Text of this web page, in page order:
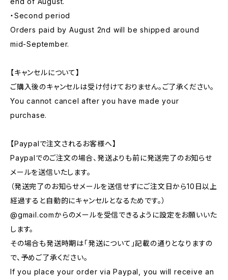
・Second period
Orders paid by August 2nd will be shipped around
mid-September.
【キャンセルについて】
ご購入後のキャンセルは受け付けておりません。ご了承ください。
You cannot cancel after you have made your
purchase.
【Paypalで注文されるお客様へ】
Paypalでのご注文の場合、発送よりも前に発送完了のお知らせ
メールを送信いたします。
（発送完了のお知らせメールを送信せずにご注文日から10日以上
経過すると自動的にキャンセルとなるためです。）
@gmail.comからのメールを受信できるように設定をお願いいた
します。
その場合も発送時期は「発送について」記載の通りとなりますの
で、予めご了承ください。
If you place your order via Paypal, you will receive an